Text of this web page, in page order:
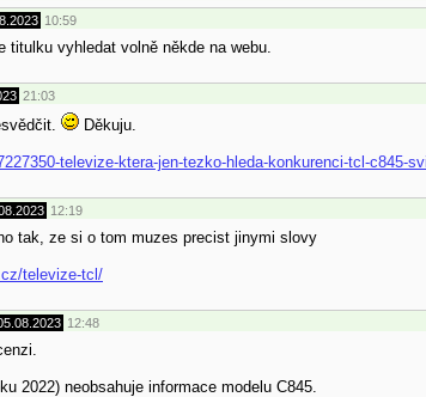
10:59
titulku vyhledat volně někde na webu.
21:03
Děkuju.
televize-ktera-jen-tezko-hleda-konkurenci-tcl-c845-
12:19
tak, ze si o tom muzes precist jinymi slovy
televize-tcl/
12:48
2022) neobsahuje informace modelu C845.